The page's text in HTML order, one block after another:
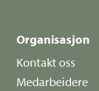
Organisasjon
Kontakt oss
Medarbeidere